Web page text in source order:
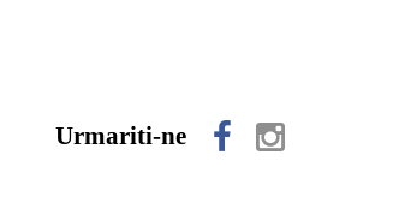
Urmariti-ne